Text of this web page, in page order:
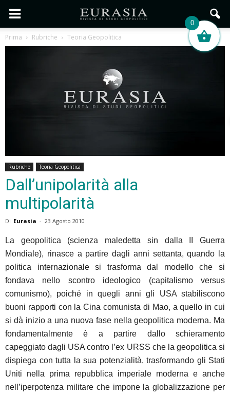
Prima Rubriche Teoria Geopolitica
Rubriche Teoria Geopolitica
Dall’unipolarità alla
multipolarità
Di Eurasia - 23 Agosto 2010
La geopolitica (scienza maledetta sin dalla II Guerra
Mondiale), rinasce a partire dagli anni settanta, quando la
politica internazionale si trasforma dal modello che si
fondava nello scontro ideologico (capitalismo versus
comunismo), poiché in quegli anni gli USA stabiliscono
buoni rapporti con la Cina comunista di Mao, a quello in cui
si dà inizio a una nuova fase nella geopolitica moderna. Ma
fondamentalmente è a partire dallo schieramento
capeggiato dagli USA contro l’ex URSS che la geopolitica si
dispiega con tutta la sua potenzialità, trasformando gli Stati
Uniti nella prima repubblica imperiale moderna e anche
nell’iperpotenza militare che impone la globalizzazione per
0